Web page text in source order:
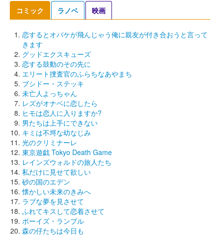
コミック ラノベ 映画
恋するとオバケが飛んじゃう俺に親友が付き合おうと言って
きます
グッドエクスキューズ
恋する鼓動のその先に
エリート捜査官のふらちなあやまち
ブシドー・ステッキ
未亡人よっちゃん
レズがオナベに恋したら
ヒモは恋人に入りますか?
男たちは上手にできない
キミは不埒な幼なじみ
光のクリミナーレ
東京遊戯 Tokyo Death Game
レインズウォルドの旅人たち
私だけに見せて欲しい
砂の国のエデン
懐かしい未来のきみへ
ラブな夢を見させて
ふれてキスして恋着させて
ボーイズ・ランブル
森の仔たちは今日も